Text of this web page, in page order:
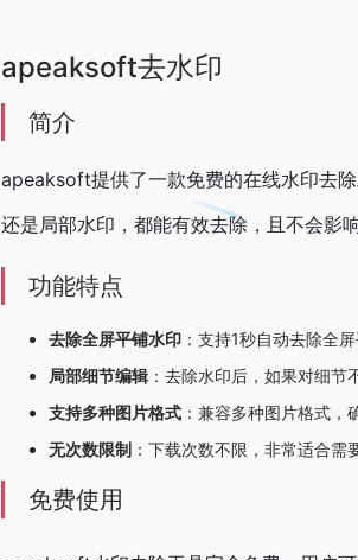
apeaksoft去水印
简介
apeaksoft提供了一款免费的在线水印去
还是局部水印，都能有效去除，且不会影
功能特点
去除全屏平铺水印 ：支持1秒自动去除全
局部细节编辑 ：去除水印后，如果对细
支持多种图片格式 ：兼容多种图片格式，
无次数限制 ：下载次数不限，非常适合需
免费使用